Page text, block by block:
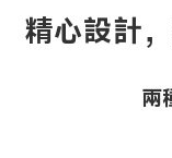
精心設計
兩